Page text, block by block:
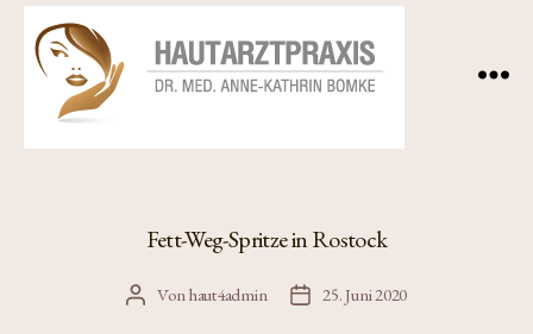
Dermatologin,
Hautarztpraxis
Fett-Weg-Spritze in Rostock
Beitragsautor
Vonhaut4admin Veröffentlichungsdatum
25. Juni 2020